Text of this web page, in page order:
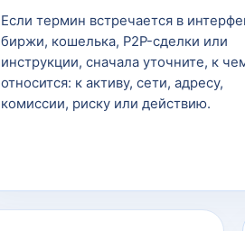
Если термин встречается в
биржи, кошелька, P2P-сделки или
инструкции, сначала уточните, к
относится: к активу, сети, адресу,
комиссии, риску или действию.